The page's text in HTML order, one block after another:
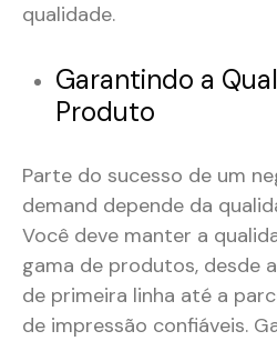
qualidade.
Garantindo a
Produto
Parte do sucesso de um
demand depende da
Você deve manter a
gama de produtos, desde
de primeira linha até a
de impressão confiáveis.